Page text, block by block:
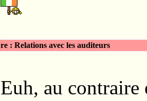
re : Relations avec les auditeurs
Euh, au contraire